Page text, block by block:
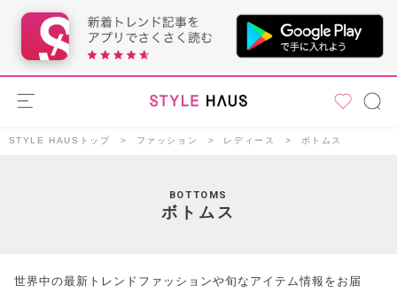
STYLE HAUSトップ ファッション レディース ボトムス
BOTTOMS
ボトムス
世界中の最新トレンドファッションや旬なアイテム情報をお届